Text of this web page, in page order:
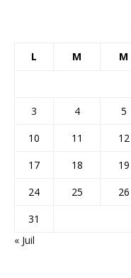
L M M
3
4 5
10
11 12
17
18 19
24
25 26
31
« Juil